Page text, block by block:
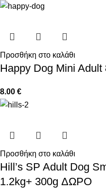
Προσθήκη στο καλάθι
Happy Dog Mini Adult
8.00 €
Προσθήκη στο καλάθι
Hill’s SP Adult Dog
1.2kg+ 300g ΔΩΡΟ